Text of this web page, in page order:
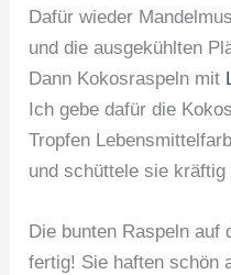
Dafür wieder
und die ausgekühlten
Dann Kokosraspeln mit
Ich gebe dafür die
Tropfen
und schüttele sie kräftig
Die bunten Raspeln auf
fertig! Sie haften schön